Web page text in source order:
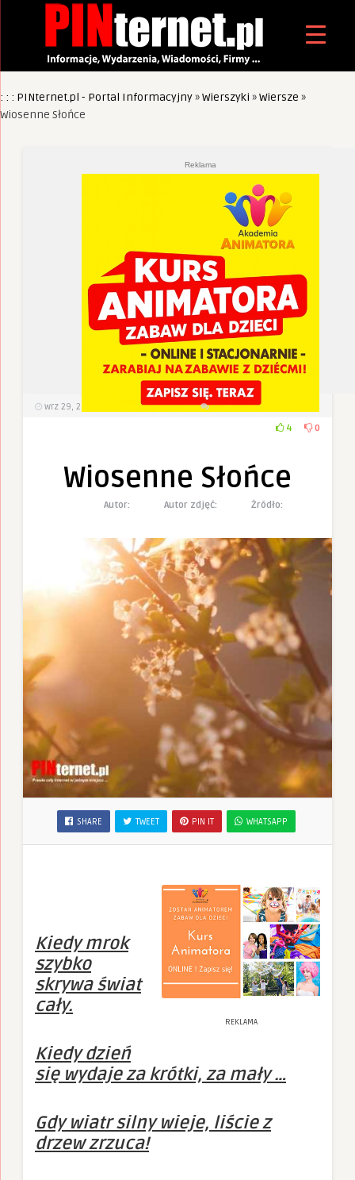
: : : PINternet.pl - Portal Informacyjny»Wierszyki »Wiersze »
Wiosenne Słońce
Reklama
wrz 29, 2022 Wyświetlenia 0 Komentarzy
4 0
Wiosenne Słońce
Autor: Autor zdjęć: Żródło:
SHARE TWEET PIN IT WHATSAPP
REKLAMA
Kiedy mrok
szybko
skrywa świat
cały.
Kiedy dzień
się wydaje za krótki, za mały …
Gdy wiatr silny wieje, liście z
drzew zrzuca!